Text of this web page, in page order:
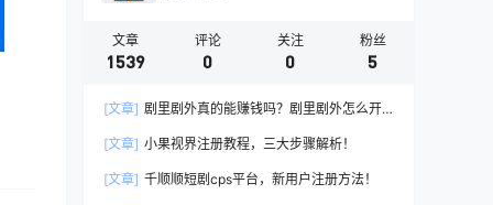
文章
1539
评论
0
关注
0
粉丝
5
[文章] 剧里剧外真的能赚钱吗？剧里剧外怎么开
[文章] 小果视界注册教程，三大步骤解析！
[文章] 千顺顺短剧cps平台，新用户注册方法！